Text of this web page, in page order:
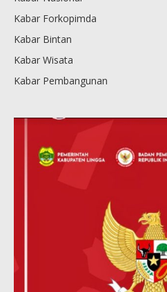
Kabar Forkopimda
Kabar Bintan
Kabar Wisata
Kabar Pembangunan